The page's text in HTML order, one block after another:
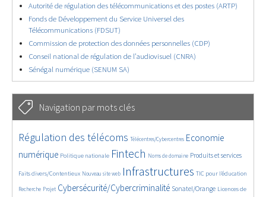
Autorité de régulation des télécommunications et des postes (ARTP)
Fonds de Développement du Service Universel des
Télécommunications (FDSUT)
Commission de protection des données personnelles (CDP)
Conseil national de régulation de l’audiovisuel (CNRA)
Sénégal numérique (SENUM SA)
Navigation par mots clés
4587/5719
Régulation des télécoms
350/5719 Télécentres/Cybercentres
3622/5719
Economie
numérique
1852/5719 Politique nationale
5263/5719 Fintech
625/5719 Noms de domaine
2248/5719 Produits et services
1553/5719
Faits divers/Contentieux Nouveau site web Infrastructures TIC pour l’éducation
Recherche
246/5719Projet
3811/5719 Cybersécurité/Cybercriminalité
2201/5719 Sonatel/Orange
1615/5719
Licences de